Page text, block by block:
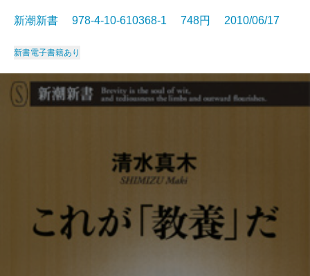
新潮新書 978-4-10-610368-1 748円 2010/06/17
新書電子書籍あり